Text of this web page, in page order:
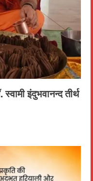
इंदुभवानन्द तीर्थ